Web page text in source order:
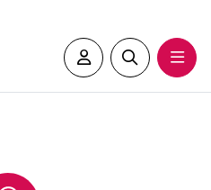
Espace adhérent•e
Rechercher